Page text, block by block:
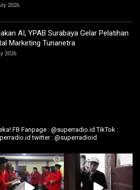
2026
AI, YPAB Surabaya Gelar Pelatihan
Marketing Tunanetra
2026
FB Fanpage : @superradio.id TikTok :
twitter : @superradioid